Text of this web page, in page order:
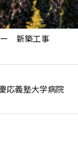
ー 新築工事
応義塾大学病院